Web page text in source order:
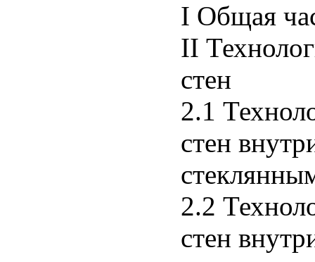
I Общая
II
стен
2.1
стен
2.2
стен